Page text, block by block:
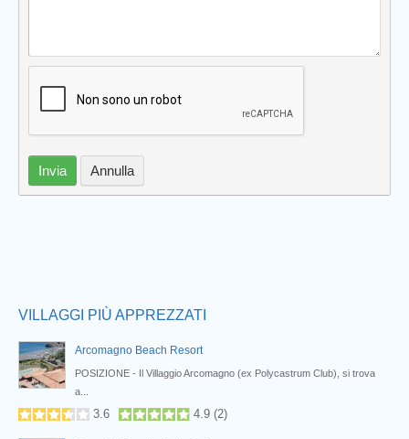
Invia Annulla
VILLAGGI PIÙ APPREZZATI
Arcomagno Beach Resort
POSIZIONE - Il Villaggio Arcomagno (ex Polycastrum Club), si trova
a...
3.6 4.9 (2)